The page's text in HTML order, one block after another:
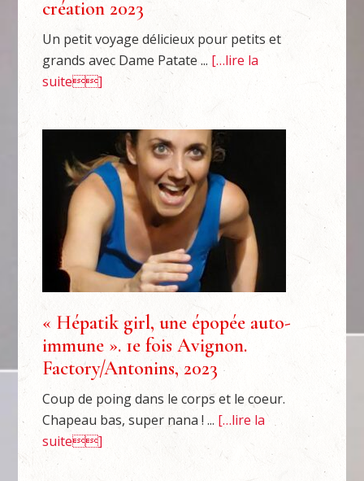
création 2023
Un petit voyage délicieux pour petits et
grands avec Dame Patate ... […lire la
suite]
« Hépatik girl, une épopée auto-
immune ». 1e fois Avignon.
Factory/Antonins, 2023
Coup de poing dans le corps et le coeur.
Chapeau bas, super nana ! ... […lire la
suite]